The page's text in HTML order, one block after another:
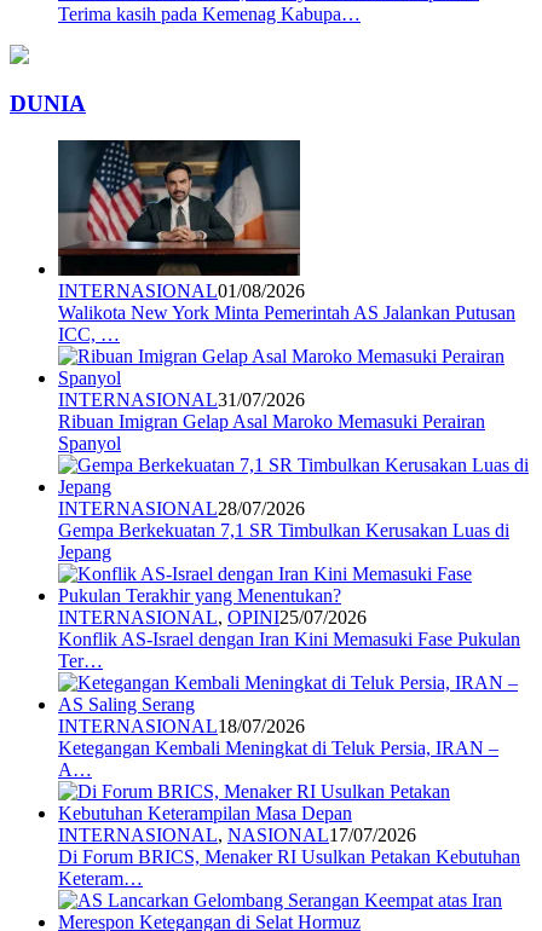
Terima kasih pada Kemenag Kabupa…
DUNIA
INTERNASIONAL01/08/2026
Walikota New York Minta Pemerintah AS Jalankan Putusan
ICC, …
INTERNASIONAL31/07/2026
Ribuan Imigran Gelap Asal Maroko Memasuki Perairan
Spanyol
INTERNASIONAL28/07/2026
Gempa Berkekuatan 7,1 SR Timbulkan Kerusakan Luas di
Jepang
INTERNASIONAL, OPINI25/07/2026
Konflik AS-Israel dengan Iran Kini Memasuki Fase Pukulan
Ter…
INTERNASIONAL18/07/2026
Ketegangan Kembali Meningkat di Teluk Persia, IRAN –
A…
INTERNASIONAL, NASIONAL17/07/2026
Di Forum BRICS, Menaker RI Usulkan Petakan Kebutuhan
Keteram…